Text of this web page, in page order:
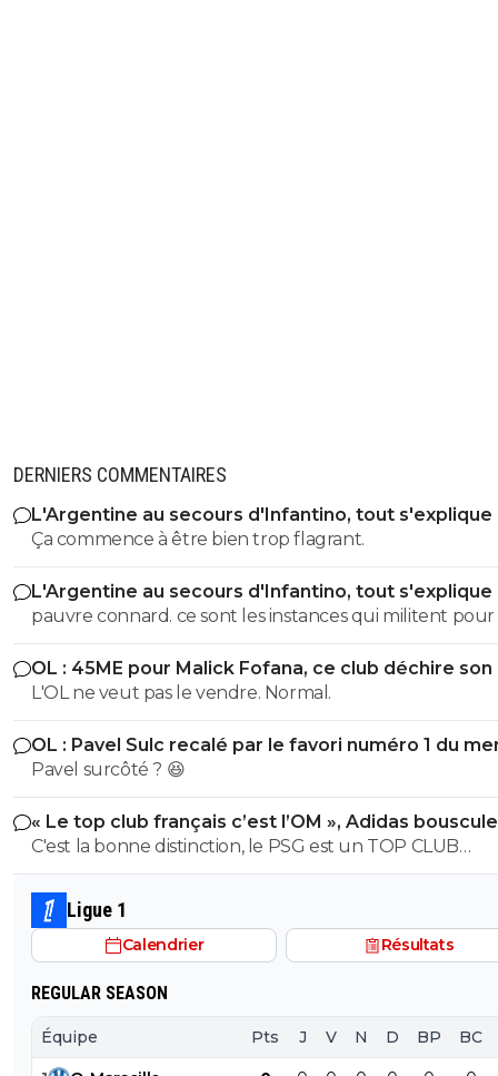
DERNIERS COMMENTAIRES
L'Argentine au secours d'Infantino, tout s'explique
Ça commence à être bien trop flagrant.
L'Argentine au secours d'Infantino, tout s'explique
pauvre connard. ce sont les instances qui militent pour lui.
alors evite de m insulter pauvre merde
https://www.foot01.com/foot-mondial/leurope-pousse-
khelaifi-pour-virer-infantino-de-la-fifa. sinon pour ta fixette
Octobre 2017 : accusation de corruption privée pour
TV des Coupes du monde 2026 et 2030 de football Mars
2019 : accusation de corruption pour les candidatures
Doha en 2017 et 2019 pour organiser les
monde d'athlétisme Février 2020 : accusation de
corruption de Jérôme Valcke (ex-secrétaire général de
réseaux sociaux pour défendre ses intérêts Février 2023 :
accusation d'enlèvement, séquestration et torture Fevrier
2025 Nasser al-Khelaïfi a été mis en examen pour
d'achat de vote et d'atteinte à la liberté du vote, et d
soupçons d’ escroquerie en bande organisée,
aggravé, abus de confiance et détournement de fonds
OL : 45ME pour Malick Fofana, ce club déchire
L'OL ne veut pas le vendre. Normal.
OL : Pavel Sulc recalé par le favori numéro 1 du
Pavel surcôté ? 😆
« Le top club français c’est l’OM », Adidas
PSG
C'est la bonne distinction, le PSG est un TOP CLUB
MONDIAL, l'OM est un top Club Français!
Ligue 1
Calendrier Résultats
REGULAR SEASON
Équipe Pts J V N D BP BC